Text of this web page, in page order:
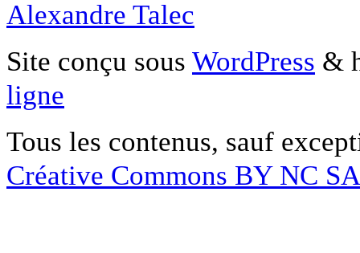
Alexandre Talec
Site conçu sous WordPress &
ligne
Tous les contenus, sauf
Créative Commons BY NC SA